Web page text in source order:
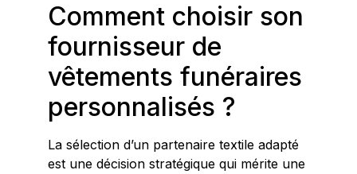
Comment choisir son
fournisseur de
vêtements funéraires
personnalisés ?
La sélection d’un partenaire textile adapté
est une décision stratégique qui mérite une